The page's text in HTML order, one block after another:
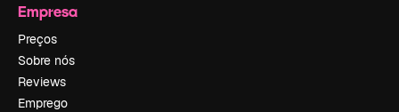
Empresa
Preços
Sobre nós
Reviews
Emprego